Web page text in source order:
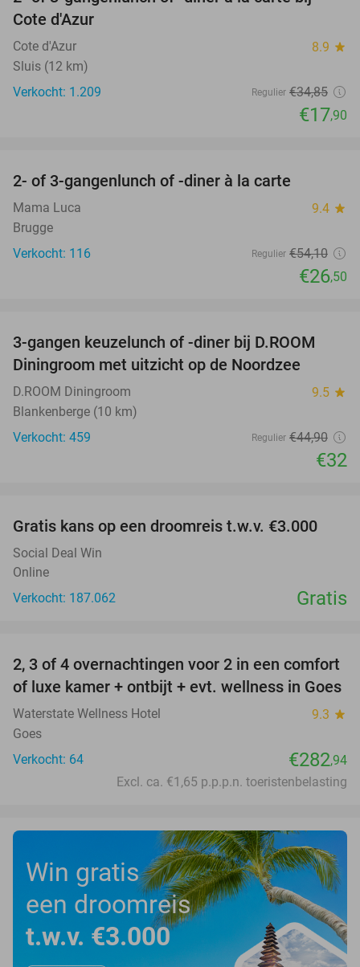
Cote d'Azur
Cote d'Azur 8.9 star
Sluis (12 km)
Verkocht: 1.209
Regulier €34,85
€17,90
2- of 3-gangenlunch of -diner à la carte
Mama Luca 9.4 star
Brugge
Verkocht: 116
Regulier €54,10
€26,50
29%
3-gangen keuzelunch of -diner bij D.ROOM
Diningroom met uitzicht op de Noordzee
D.ROOM Diningroom 9.5 star
Blankenberge (10 km)
Verkocht: 459
Regulier €44,90
€32
Gratis kans op een droomreis t.w.v. €3.000
Social Deal Win
Online
Verkocht: 187.062
Gratis
2, 3 of 4 overnachtingen voor 2 in een comfort
of luxe kamer + ontbijt + evt. wellness in Goes
Waterstate Wellness Hotel 9.3 star
Goes
Verkocht: 64
€282,94
Excl. ca. €1,65 p.p.p.n. toeristenbelasting
Win gratis
een droomreis
t.w.v. €3.000